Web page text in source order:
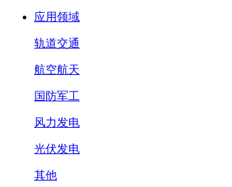
应用领域
轨道交通
航空航天
国防军工
风力发电
光伏发电
其他